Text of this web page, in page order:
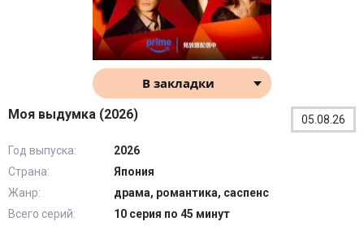
В закладки
Моя выдумка (2026) 05.08.26
Год выпуска:
2026
Страна:
Япония
Жанр:
драма, романтика, саспенс
Всего серий:
10 серия по 45 минут